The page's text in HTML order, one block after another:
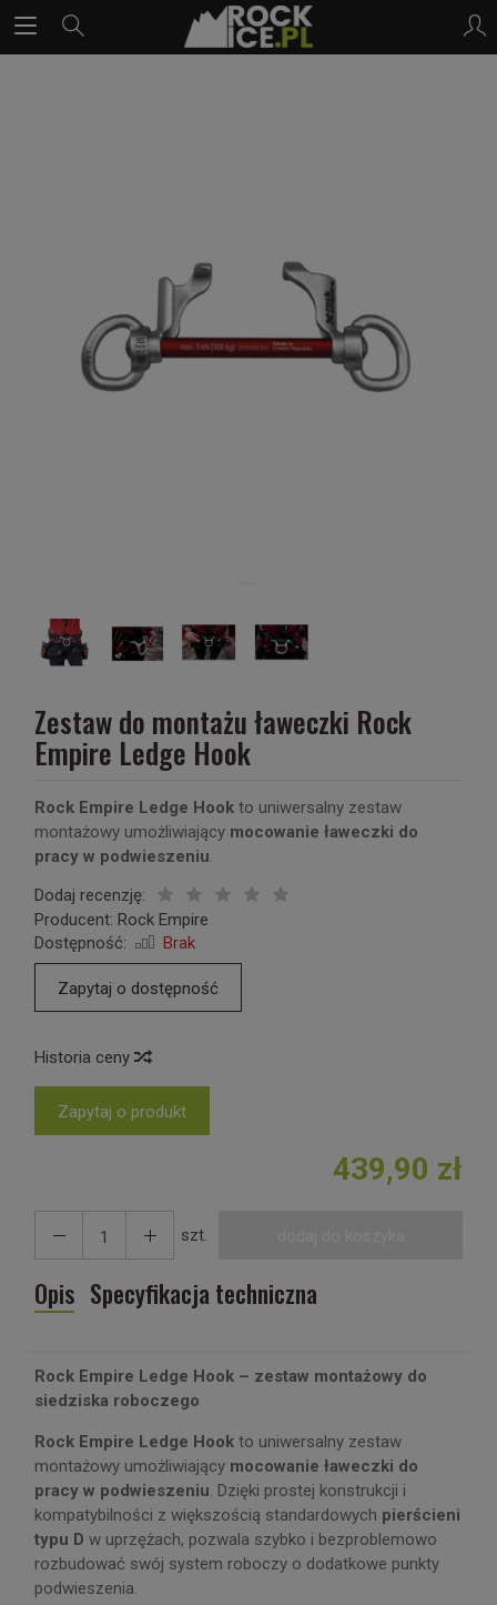
Zestaw do montażu ławeczki Rock
Empire Ledge Hook
Rock Empire Ledge Hook to uniwersalny zestaw
montażowy umożliwiający mocowanie ławeczki do
pracy w podwieszeniu.
Dodaj recenzję:
Producent: Rock Empire
Dostępność:
Brak
Zapytaj o dostępność
Historia ceny
Zapytaj o produkt
439,90 zł
szt.
Opis Specyfikacja techniczna
Rock Empire Ledge Hook – zestaw montażowy do
siedziska roboczego
Rock Empire Ledge Hook to uniwersalny zestaw
montażowy umożliwiający mocowanie ławeczki do
pracy w podwieszeniu. Dzięki prostej konstrukcji i
kompatybilności z większością standardowych pierścieni
typu D w uprzężach, pozwala szybko i bezproblemowo
rozbudować swój system roboczy o dodatkowe punkty
podwieszenia.